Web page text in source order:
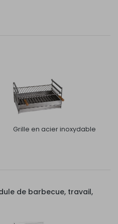
Grille en acier inoxydable
de barbecue, travail,